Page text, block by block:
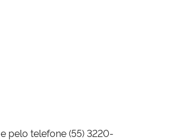
e pelo telefone (55) 3220-